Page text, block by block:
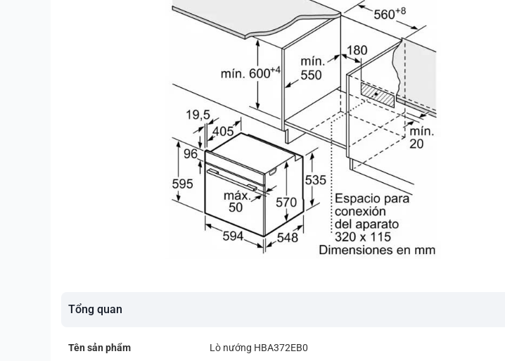
Tổng quan
Tên sản phẩm Lò nướng HBA372EB0